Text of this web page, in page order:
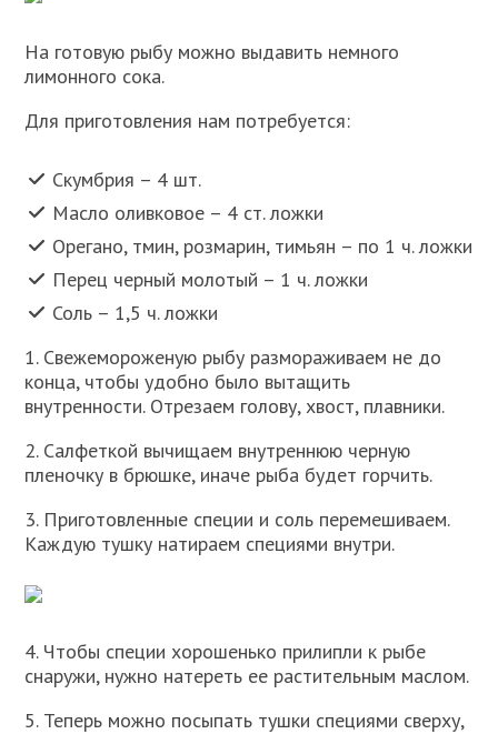
На готовую рыбу можно выдавить немного
лимонного сока.
Для приготовления нам потребуется:
Скумбрия – 4 шт.
Масло оливковое – 4 ст. ложки
Орегано, тмин, розмарин, тимьян – по 1 ч. ложки
Перец черный молотый – 1 ч. ложки
Соль – 1,5 ч. ложки
1. Свежемороженую рыбу размораживаем не до
конца, чтобы удобно было вытащить
внутренности. Отрезаем голову, хвост, плавники.
2. Салфеткой вычищаем внутреннюю черную
пленочку в брюшке, иначе рыба будет горчить.
3. Приготовленные специи и соль перемешиваем.
Каждую тушку натираем специями внутри.
4. Чтобы специи хорошенько прилипли к рыбе
снаружи, нужно натереть ее растительным маслом.
5. Теперь можно посыпать тушки специями сверху,